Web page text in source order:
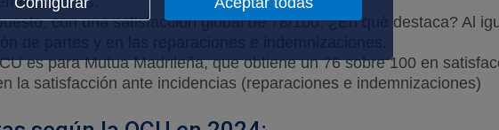
con una satisfacción global de 78/100. ¿En qué destaca? Al
de partes y en las reparaciones e indemnizaciones.
es para Mutua Madrileña, que obtiene un 76 sobre 100 en
la satisfacción ante incidencias (reparaciones e indemnizaciones)